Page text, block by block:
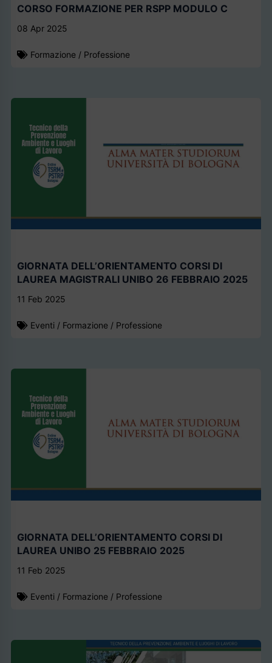
CORSO FORMAZIONE PER RSPP MODULO C
08 Apr 2025
Formazione / Professione
GIORNATA DELL’ORIENTAMENTO CORSI DI
LAUREA MAGISTRALI UNIBO 26 FEBBRAIO 2025
11 Feb 2025
Eventi / Formazione / Professione
GIORNATA DELL’ORIENTAMENTO CORSI DI
LAUREA UNIBO 25 FEBBRAIO 2025
11 Feb 2025
Eventi / Formazione / Professione